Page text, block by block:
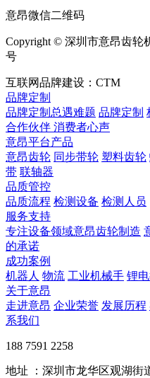
意昂微信二维码
Copyright © 深圳市意昂齿
号
互联网品牌建设：CTM
品牌定制
品牌定制总遇难题 品牌定制
合作伙伴 ​ 消费者心声
意昂平台产品
意昂齿轮 同步带轮 塑料齿轮
带 联轴器
品质管控
品质流程 检测设备 检测人员
服务支持
专注设备领域意昂齿轮制造
的承诺
成功案例
机器人 物流 工业机械手 锂
关于意昂
走进意昂 企业荣誉 发展历程
系我们
188 7591 2258
地址 ：深圳市龙华区观湖街